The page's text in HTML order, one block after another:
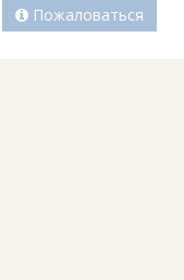
Пожаловаться